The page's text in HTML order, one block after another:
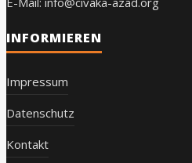
INFORMIEREN
Impressum
Datenschutz
Kontakt